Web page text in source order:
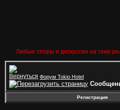
Любые споры и дискуссии на тему
Форум Tokio Hotel
Регистрация